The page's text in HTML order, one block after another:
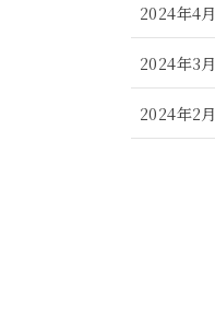
2024年4月
2024年3月
2024年2月